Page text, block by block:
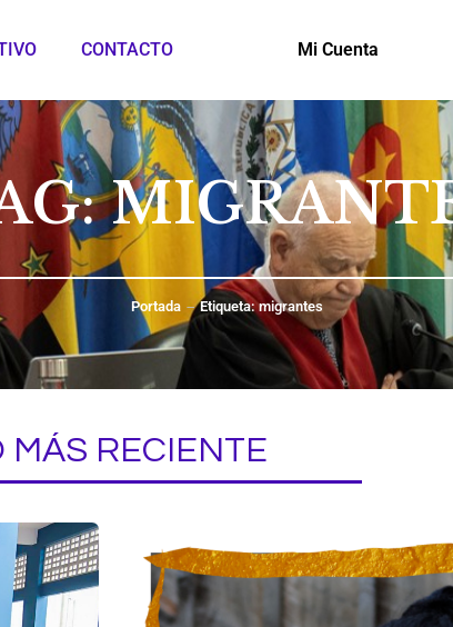
CONTACTO Mi Cuenta
Portada Etiqueta: migrantes
MÁS RECIENTE